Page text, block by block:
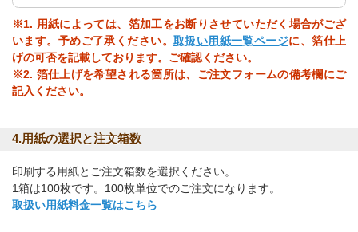
※1. 用紙によっては、箔加工をお断りさせていただく場合がござ
います。予めご了承ください。 取扱い用紙一覧ページに、箔仕上
げの可否を記載しております。ご確認ください。
※2. 箔仕上げを希望される箇所は、ご注文フォームの備考欄にご
記入ください。
4.用紙の選択と注文箱数
印刷する用紙とご注文箱数を選択ください。
1箱は100枚です。100枚単位でのご注文になります。
取扱い用紙料金一覧はこちら